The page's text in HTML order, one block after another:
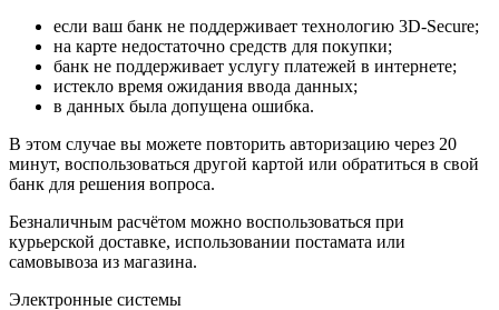
если ваш банк не поддерживает технологию 3D-Secure;
на карте недостаточно средств для покупки;
банк не поддерживает услугу платежей в интернете;
истекло время ожидания ввода данных;
в данных была допущена ошибка.
В этом случае вы можете повторить авторизацию через 20
минут, воспользоваться другой картой или обратиться в свой
банк для решения вопроса.
Безналичным расчётом можно воспользоваться при
курьерской доставке, использовании постамата или
самовывоза из магазина.
Электронные системы